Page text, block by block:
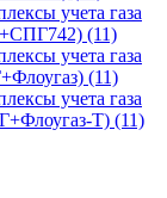
учета газа
(11)
учета газа
(11)
учета газа
Т) (11)